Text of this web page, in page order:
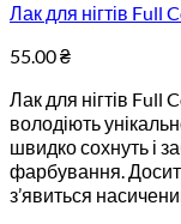
Лак для нігтів
55.00₴
Лак для нігтів
володіють
швидко сохнуть і
фарбування.
з’явиться